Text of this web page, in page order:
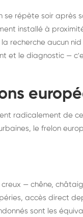
se répète soir après
installé à
recherche aucun
et le diagnostic —
radicalement de
le frelon
— chêne,
accès direct
sont les